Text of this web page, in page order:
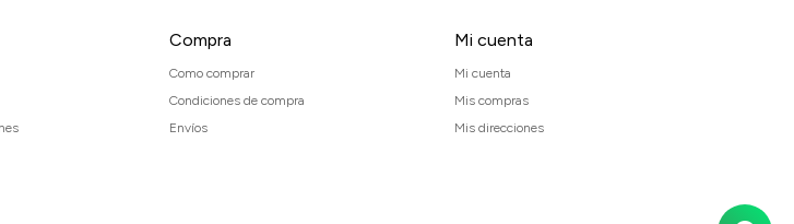
Compra
Como comprar
Condiciones de compra
Envíos
Mi cuenta
Mi cuenta
Mis compras
Mis direcciones